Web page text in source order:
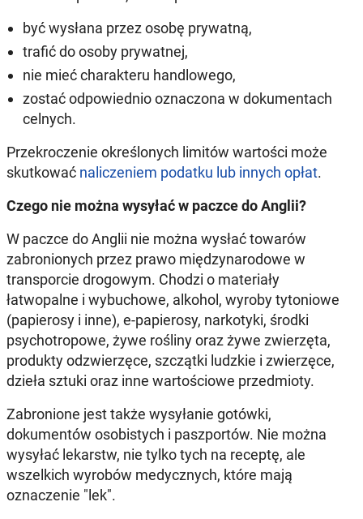
być wysłana przez osobę prywatną,
trafić do osoby prywatnej,
nie mieć charakteru handlowego,
zostać odpowiednio oznaczona w dokumentach
celnych.
Przekroczenie określonych limitów wartości może
skutkować naliczeniem podatku lub innych opłat.
Czego nie można wysyłać w paczce do Anglii?
W paczce do Anglii nie można wysłać towarów
zabronionych przez prawo międzynarodowe w
transporcie drogowym. Chodzi o materiały
łatwopalne i wybuchowe, alkohol, wyroby tytoniowe
(papierosy i inne), e-papierosy, narkotyki, środki
psychotropowe, żywe rośliny oraz żywe zwierzęta,
produkty odzwierzęce, szczątki ludzkie i zwierzęce,
dzieła sztuki oraz inne wartościowe przedmioty.
Zabronione jest także wysyłanie gotówki,
dokumentów osobistych i paszportów. Nie można
wysyłać lekarstw, nie tylko tych na receptę, ale
wszelkich wyrobów medycznych, które mają
oznaczenie "lek".